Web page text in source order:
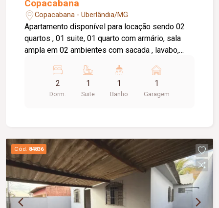
Copacabana
Copacabana - Uberlândia/MG
Apartamento disponível para locação sendo 02
quartos , 01 suite, 01 quarto com armário, sala
ampla em 02 ambientes com sacada , lavabo,
social com box e armário, elevador privativo, 01
vaga de garagem, portaria 24 horas,
brinquedoteca, salão de festas.
2
Dorm.
1
Suite
1
Banho
1
Garagem
Cód. 84836